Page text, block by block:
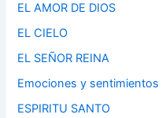
EL AMOR DE DIOS
EL CIELO
EL SEÑOR REINA
Emociones y sentimientos
ESPIRITU SANTO